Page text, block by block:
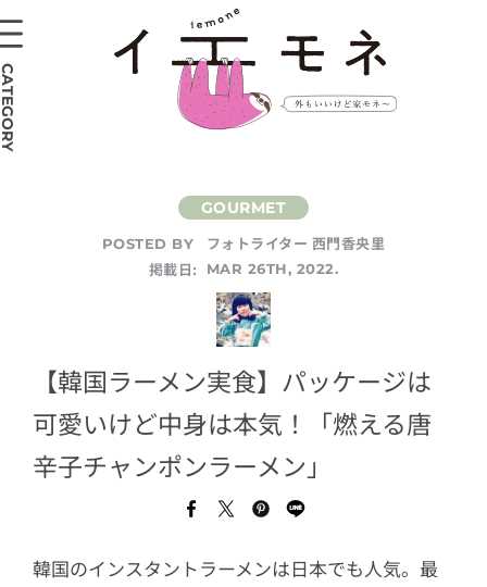
POSTED BY
フォトライター 西門香央里
掲載日:
MAR 26TH, 2022.
【韓国ラーメン実食】パッケージは
可愛いけど中身は本気！「燃える唐
辛子チャンポンラーメン」
韓国のインスタントラーメンは日本でも人気。最